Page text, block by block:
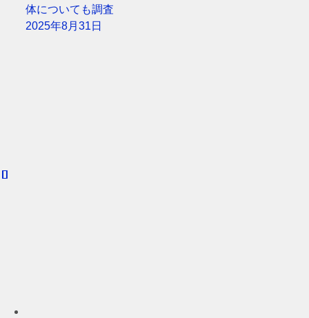
体についても調査
2025年8月31日